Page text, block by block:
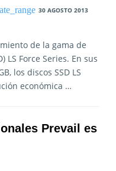
30 AGOSTO 2013
de la gama de
LS Force Series. En sus
los discos SSD LS
económica …
Prevail es